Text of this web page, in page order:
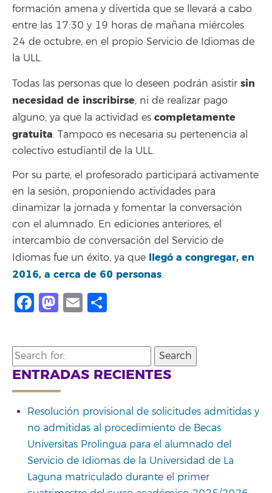
formación amena y divertida que se llevará a cabo
entre las 17:30 y 19 horas de mañana miércoles
24 de octubre, en el propio Servicio de Idiomas de
la ULL.
Todas las personas que lo deseen podrán asistir sin
necesidad de inscribirse, ni de realizar pago
alguno, ya que la actividad es completamente
gratuita. Tampoco es necesaria su pertenencia al
colectivo estudiantil de la ULL.
Por su parte, el profesorado participará activamente
en la sesión, proponiendo actividades para
dinamizar la jornada y fomentar la conversación
con el alumnado. En ediciones anteriores, el
intercambio de conversación del Servicio de
Idiomas fue un éxito, ya que llegó a congregar, en
2016, a cerca de 60 personas.
Facebook
Mastodon
Email
Search
for:
ENTRADAS RECIENTES
Resolución provisional de solicitudes admitidas y
no admitidas al procedimiento de Becas
Universitas Prolingua para el alumnado del
Servicio de Idiomas de la Universidad de La
Laguna matriculado durante el primer